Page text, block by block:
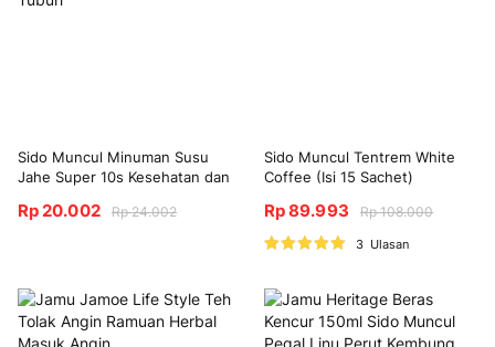
Sido Muncul Minuman Susu
Jahe Super 10s Kesehatan dan
Rp 20.002 Rp 24.002
Sido Muncul Tentrem White
Coffee (Isi 15 Sachet)
Nilai:
3 Ulasan
Rp 89.993 Rp 108.000